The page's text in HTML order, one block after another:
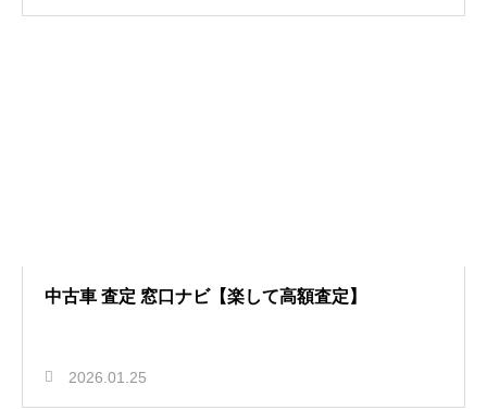
中古車 査定 窓口ナビ【楽して高額査定】
2026.01.25